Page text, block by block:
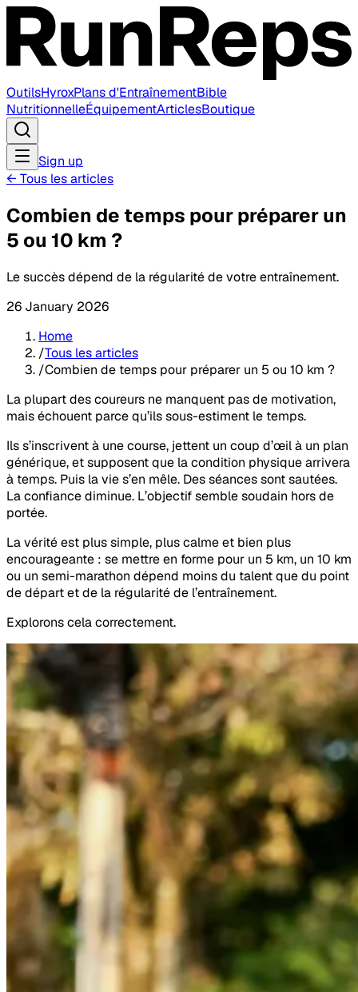
OutilsHyroxPlans d'EntraînementBible
NutritionnelleÉquipementArticlesBoutique
Sign up
← Tous les articles
Combien de temps pour préparer un
5 ou 10 km ?
Le succès dépend de la régularité de votre entraînement.
26 January 2026
Home
/Tous les articles
/Combien de temps pour préparer un 5 ou 10 km ?
La plupart des coureurs ne manquent pas de motivation,
mais échouent parce qu’ils sous-estiment le temps.
Ils s’inscrivent à une course, jettent un coup d’œil à un plan
générique, et supposent que la condition physique arrivera
à temps. Puis la vie s’en mêle. Des séances sont sautées.
La confiance diminue. L’objectif semble soudain hors de
portée.
La vérité est plus simple, plus calme et bien plus
encourageante : se mettre en forme pour un 5 km, un 10 km
ou un semi-marathon dépend moins du talent que du point
de départ et de la régularité de l’entraînement.
Explorons cela correctement.